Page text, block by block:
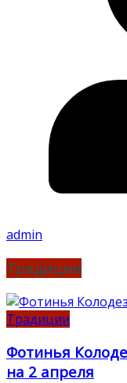
admin
Традиции
Традиции
Фотинья
на 2 апреля